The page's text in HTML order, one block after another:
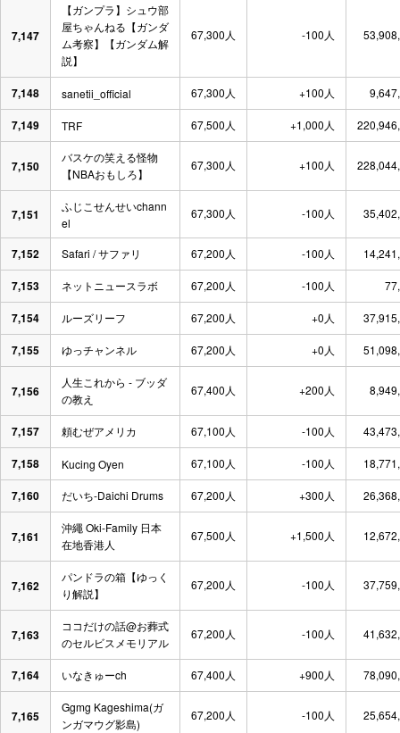
7,147
【ガンプラ】シュウ部
屋ちゃんねる【ガンダ
ム考察】【ガンダム解
説】
67,300人 -100人
7,148 sanetii_official 67,300人 +100人
7,149 TRF 67,500人 +1,000人
7,150
バスケの笑える怪物
【NBAおもしろ】
67,300人 +100人
7,151
ふじこせんせいchann
el
67,300人 -100人
7,152 Safari / サファリ 67,200人 -100人
7,153 ネットニュースラボ 67,200人 -100人
7,154 ルーズリーフ 67,200人 +0人
7,155 ゆっチャンネル 67,200人 +0人
7,156
人生これから - ブッダ
の教え
67,400人 +200人
7,157 頼むぜアメリカ 67,100人 -100人
7,158 Kucing Oyen 67,100人 -100人
7,160 だいち-Daichi Drums 67,200人 +300人
7,161
沖繩 Oki-Family 日本
在地香港人
67,500人 +1,500人
7,162
パンドラの箱【ゆっく
り解説】
67,200人 -100人
7,163
ココだけの話@お葬式
のセルビスメモリアル
67,200人 -100人
7,164 いなきゅーch 67,400人 +900人
7,165
Ggmg Kageshima(ガ
ンガマウグ影島)
67,200人 -100人